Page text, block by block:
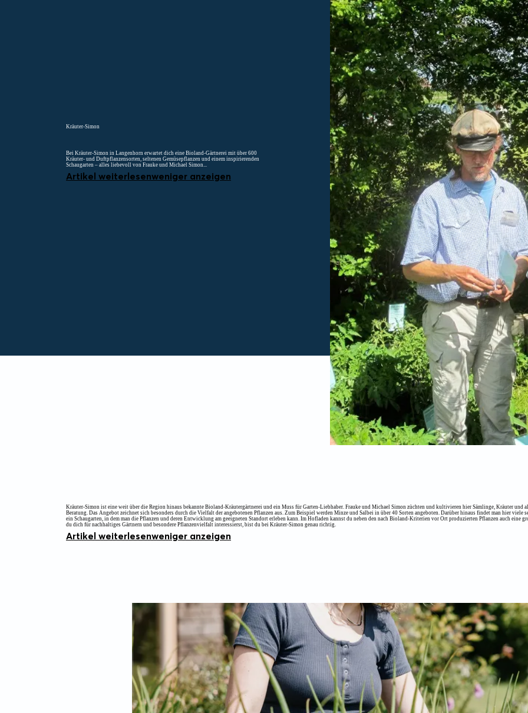
Unterkunft
Kräuter-Simon
Bei Kräuter-Simon in Langenhorn erwartet dich eine Bioland-Gärtnerei mit über 600
Kräuter- und Duftpflanzensorten, seltenen Gemüsepflanzen und einem inspirierenden
Schaugarten – alles liebevoll von Frauke und Michael Simon...
Artikel weiterlesenweniger anzeigen
Kräuter-Simon ist eine weit über die Region hinaus bekannte Bioland-Kräutergärtnerei und ein Muss für Garten-Liebhaber. Frauke und Michael Simon züchten und kultivieren hier Sämlinge, Kräuter
Beratung. Das Angebot zeichnet sich besonders durch die Vielfalt der angebotenen Pflanzen aus. Zum Beispiel werden Minze und Salbei in über 40 Sorten angeboten. Darüber hinaus findet man hier
ein Schaugarten, in dem man die Pflanzen und deren Entwicklung am geeigneten Standort erleben kann. Im Hofladen kannst du neben den nach Bioland-Kriterien vor Ort produzierten Pflanzen auch eine
du dich für nachhaltiges Gärtnern und besondere Pflanzenvielfalt interessierst, bist du bei Kräuter-Simon genau richtig.
Artikel weiterlesenweniger anzeigen